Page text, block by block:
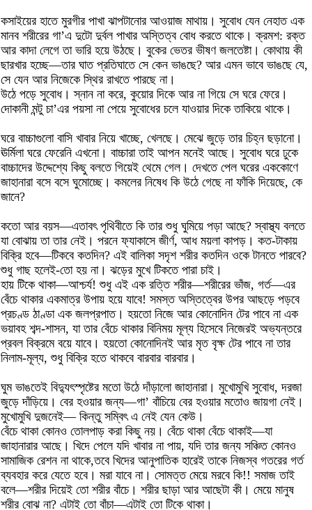
কসাইয়ের হাতে মুরগীর পাখা ঝাপটানোর আওয়াজ মাথায়। সুবোধ যেন নেহাত এক
মানব শরীরের গা’এ দুটো দুর্বল পাখার অস্তিত্ব বোধ করতে থাকে। ক্রমশ: রক্ত
আর কাদা লেগে তা ভারি হয়ে উঠছে। বুকের ভেতর ভীষণ জলতেষ্টা। কোথায় কী
ছারখার হচ্ছে—তার ঘাত প্রতিঘাতে সে কেন ভাঙছে? আর এমন ভাবে ভাঙছে যে,
সে যেন আর নিজেকে স্থির রাখতে পারছে না।
উঠে পড়ে সুবোধ। স্নান না করে, কুয়োর দিকে আর না গিয়ে সে ঘরে ফেরে।
দোকানী মন্টু চা’এর পয়সা না পেয়ে সুবোধের চলে যাওয়ার দিকে তাকিয়ে থাকে।
ঘরে বাচ্চাগুলো বাসি খাবার নিয়ে খাচ্ছে, খেলছে। মেঝে জুড়ে তার চিহ্ন ছড়ানো।
ঊর্মিলা ঘরে ফেরেনি এখনো। বাচ্চারা তাই আপন মনেই আছে। সুবোধ ঘরে ঢুকে
বাচ্চাদের উদ্দেশ্যে কিছু বলতে গিয়েই থেমে গেল। দেখতে পেল ঘরের এককোণে
জাহানারা বসে বসে ঘুমোচ্ছে। কমলের নিষেধ কি উঠে গেছে না ফাঁকি দিয়েছে, কে
জানে?
কতো আর বয়স—এতাবৎ পৃথিবীতে কি তার শুধু ঘুমিয়ে পড়া আছে? স্বাস্থ্য বলতে
যা বোঝায় তা তার নেই। পরনে ফ্যাকাসে জীর্ণ, আধ ময়লা কাপড়। কত-টাকায়
বিক্রি হবে—টিকবে কতদিন? এই বালিকা সদৃশ শরীর কতদিন ওকে টানতে পারবে?
শুধু গাছ হলেই-তো হয় না। ঝড়ের মুখে টিকতে পারা চাই।
হায় টিকে থাকা—আশ্চর্য! শুধু এই এক রত্তি শরীর—শরীরের ভাঁজ, গর্ত—এর
বেঁচে থাকার একমাত্র উপায় হয়ে যাবে! সমস্ত অস্তিত্বের উপর আছড়ে পড়বে
প্রচণ্ড ঠাণ্ডা এক জলপ্রপাত। হয়তো নিজে আর কোনোদিন টের পাবে না এক
ভয়াবহ শব্দ-শাসন, যা তার বেঁচে থাকার বিনিময় মূল্য হিসেবে নিজেরই অভ্যন্তরে
প্রবল বিক্রমে বয়ে যাবে। হয়তো কোনোদিনই আর মৃত বৃক্ষ টের পাবে না তার
নিলাম-মূল্য, শুধু বিক্রি হতে থাকবে বারবার বারবার।
ঘুম ভাঙতেই বিদ্যুৎস্পৃষ্টের মতো উঠে দাঁড়ালো জাহানারা। মুখোমুখি সুবোধ, দরজা
জুড়ে দাঁড়িয়ে। বের হওয়ার জন্য—গা’ বাঁচিয়ে বের হওয়ার মতোও জায়গা নেই।
মুখোমুখি দুজনেই— কিন্তু সম্বিৎ এ নেই যেন কেউ।
বেঁচে থাকা কোনও তোলপাড় করা কিছু নয়। বেঁচে থাকা বেঁচে থাকাই—যা
জাহানারার আছে। খিদে পেলে যদি খাবার না পায়, যদি তার জন্য সঞ্চিত কোনও
সামাজিক রেশন না থাকে,তবে খিদের আনুপাতিক হারেই তাকে নিজস্ব গতরের গর্ত
ব্যবহার করে যেতে হবে। মরা যাবে না। সোমত্ত মেয়ে মরবে কি!! সমাজ তাই
বলে—শরীর দিয়েই তো শরীর বাঁচে। শরীর ছাড়া আর আছেটা কী। মেয়ে মানুষ
শরীর বোঝ না? এটাই তো বাঁচা—এটাই তো টিকে থাকা।